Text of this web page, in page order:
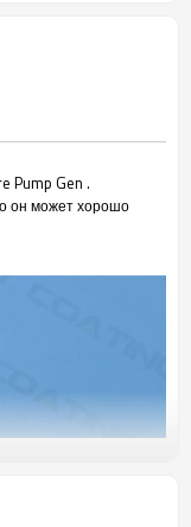
Pump Gen .
он может хорошо